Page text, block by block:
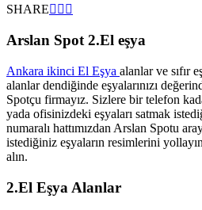
SHARE
Arslan Spot 2.El eşya
Ankara ikinci El Eşya alanlar ve sıfır
alanlar dendiğinde eşyalarınızı
Spotçu firmayız. Sizlere bir telefon
yada ofisinizdeki eşyaları satmak
numaralı hattımızdan Arslan Spotu
istediğiniz eşyaların resimlerini
alın.
2.El Eşya Alanlar